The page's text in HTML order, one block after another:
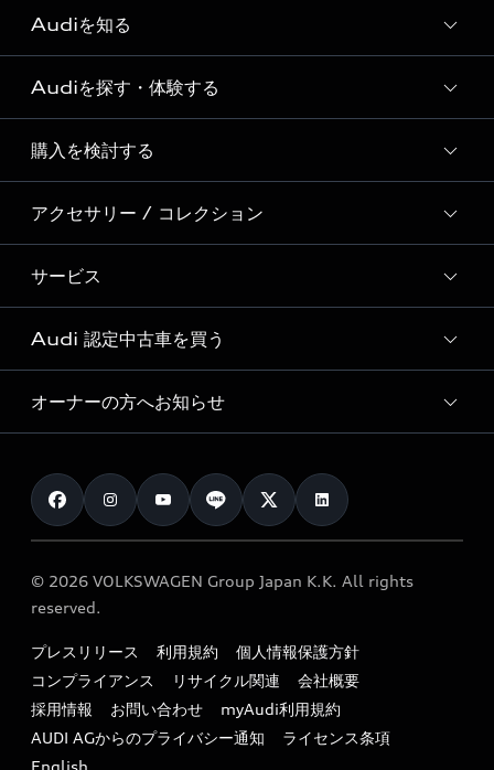
Audiを知る
Audi ブランド
Story of Progress
Audi Sport
Formula 1®
デジタルサービス
Audiを探す・体験する
ディーラー検索
新車在庫検索
試乗車・展示車検索
見積り依頼
試乗予約
購入を検討する
モデル一覧
特別仕様モデル / 限定モデル
e-tronラインアップ
価格シミュレーション
車両比較
カタログ一覧
アクセサリー / コレクション
純正アクセサリー
オンラインショップ
Audi collection
アウディナビアプリ
サービス
サービス入庫予約
サービスプログラム
メンテナンス
車検 / 定期点検
e-tronアフターサポート
myAudi
Audi 認定中古車を買う
Audi認定中古車
クオリティ
保証
メンテナンス
ファイナンス
キャンペーン / イベント
買取査定
オーナーの方へお知らせ
お知らせ
オーナー様向けキャンペーン
特定整備適用車一覧
リサイクル法
よくある質問（FAQ）
© 2026 VOLKSWAGEN Group Japan K.K. All rights
reserved.
プレスリリース 利用規約
個人情報保護方針
コンプライアンス
リサイクル関連
会社概要
採用情報
お問い合わせ
myAudi利用規約
AUDI AGからのプライバシー通知
ライセンス条項
English